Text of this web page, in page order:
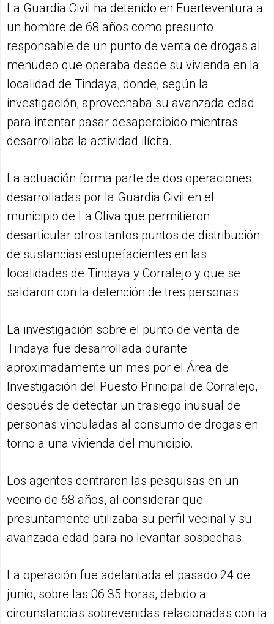
La Guardia Civil ha detenido en Fuerteventura a
un hombre de 68 años como presunto
responsable de un punto de venta de drogas al
menudeo que operaba desde su vivienda en la
localidad de Tindaya, donde, según la
investigación, aprovechaba su avanzada edad
para intentar pasar desapercibido mientras
desarrollaba la actividad ilícita.
La actuación forma parte de dos operaciones
desarrolladas por la Guardia Civil en el
municipio de La Oliva que permitieron
desarticular otros tantos puntos de distribución
de sustancias estupefacientes en las
localidades de Tindaya y Corralejo y que se
saldaron con la detención de tres personas.
La investigación sobre el punto de venta de
Tindaya fue desarrollada durante
aproximadamente un mes por el Área de
Investigación del Puesto Principal de Corralejo,
después de detectar un trasiego inusual de
personas vinculadas al consumo de drogas en
torno a una vivienda del municipio.
Los agentes centraron las pesquisas en un
vecino de 68 años, al considerar que
presuntamente utilizaba su perfil vecinal y su
avanzada edad para no levantar sospechas.
La operación fue adelantada el pasado 24 de
junio, sobre las 06.35 horas, debido a
circunstancias sobrevenidas relacionadas con la